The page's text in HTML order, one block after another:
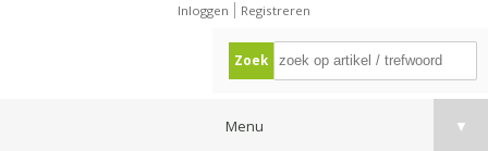
Inloggen Registreren
Zoek
Menu ▼